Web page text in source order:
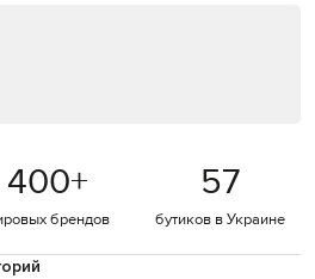
400+
брендов
57
бутиков в Украине